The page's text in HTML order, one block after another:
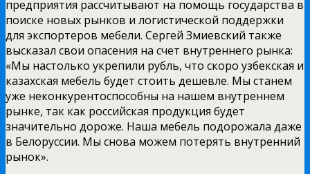
предприятия рассчитывают на помощь государства в
поиске новых рынков и логистической поддержки
для экспортеров мебели. Сергей Змиевский также
высказал свои опасения на счет внутреннего рынка:
«Мы настолько укрепили рубль, что скоро узбекская и
казахская мебель будет стоить дешевле. Мы станем
уже неконкурентоспособны на нашем внутреннем
рынке, так как российская продукция будет
значительно дороже. Наша мебель подорожала даже
в Белоруссии. Мы снова можем потерять внутренний
рынок».